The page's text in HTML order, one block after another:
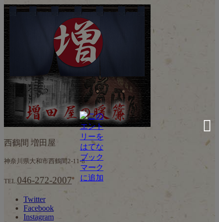
西鶴間 増田屋
神奈川県大和市西鶴間2-11-8
TEL.046-272-2007
Twitter
Facebook
Instagram